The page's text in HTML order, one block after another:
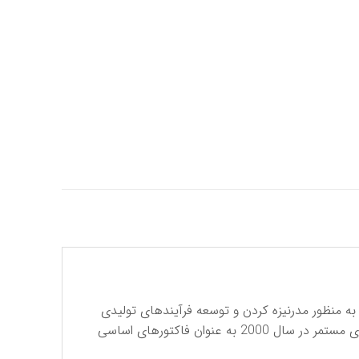
شرکت فرسا تولید کننده انواع بلبرینگ و رولبرینگ در سال 1968 شروع به فعالیت کرد. مشارکت با شرکای جدید در سال 2001 به منظور مدرنیزه کردن و توسعه فرآیندهای تولیدی
ضروری به نظر می رسید که این امر به ساخت یک کارخانه جدید در زاراگوزا ختم شد ، ایجاد استراتژی‌های جدید به همراه نوآوری مستمر در سال 2000 به عنوان فاکتورهای اساسی